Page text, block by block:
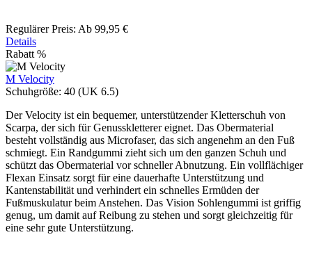
Regulärer Preis: Ab 99,95 €
Details
Rabatt %
M Velocity
Schuhgröße: 40 (UK 6.5)
Der Velocity ist ein bequemer, unterstützender Kletterschuh von
Scarpa, der sich für Genusskletterer eignet. Das Obermaterial
besteht vollständig aus Microfaser, das sich angenehm an den Fuß
schmiegt. Ein Randgummi zieht sich um den ganzen Schuh und
schützt das Obermaterial vor schneller Abnutzung. Ein vollflächiger
Flexan Einsatz sorgt für eine dauerhafte Unterstützung und
Kantenstabilität und verhindert ein schnelles Ermüden der
Fußmuskulatur beim Anstehen. Das Vision Sohlengummi ist griffig
genug, um damit auf Reibung zu stehen und sorgt gleichzeitig für
eine sehr gute Unterstützung.